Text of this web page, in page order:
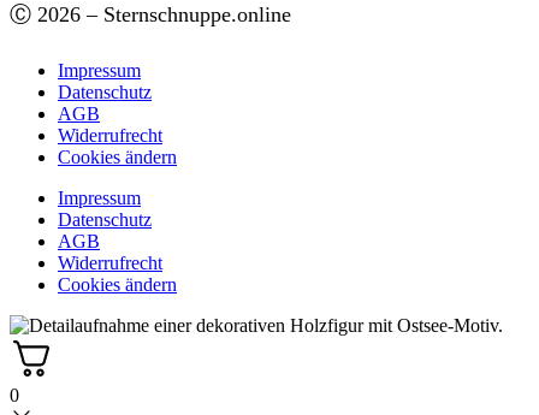
Ⓒ 2026 – Sternschnuppe.online
Impressum
Datenschutz
AGB
Widerrufrecht
Cookies ändern
Impressum
Datenschutz
AGB
Widerrufrecht
Cookies ändern
0